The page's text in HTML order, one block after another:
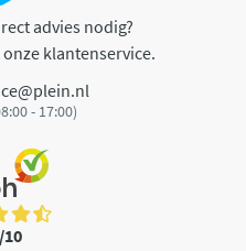
advies nodig?
klantenservice.
- 17:00)